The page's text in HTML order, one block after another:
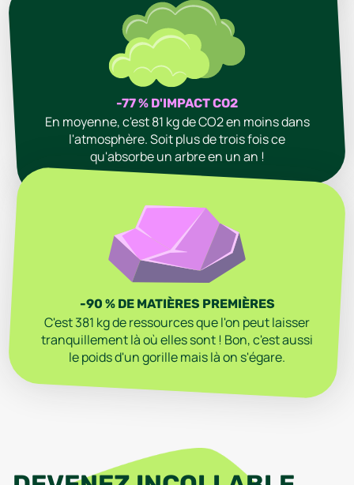
-77 % D'IMPACT CO2
En moyenne, c'est 81 kg de CO2 en moins dans
l'atmosphère. Soit plus de trois fois ce
qu'absorbe un arbre en un an !
-90 % DE MATIÈRES PREMIÈRES
C'est 381 kg de ressources que l'on peut laisser
tranquillement là où elles sont ! Bon, c'est aussi
le poids d'un gorille mais là on s'égare.